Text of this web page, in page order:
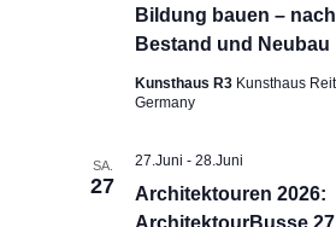
Bildung bauen –
Bestand und Neubau
Kunsthaus R3 Kunsthaus
Germany
SA.
27
Architektouren 2026:
27.Juni -28.Juni